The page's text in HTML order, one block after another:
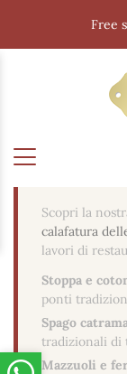
Free
Scopri la
calafatura
lavori di
Stoppa e
ponti
Spago
tradizionali di
Mazzuoli e